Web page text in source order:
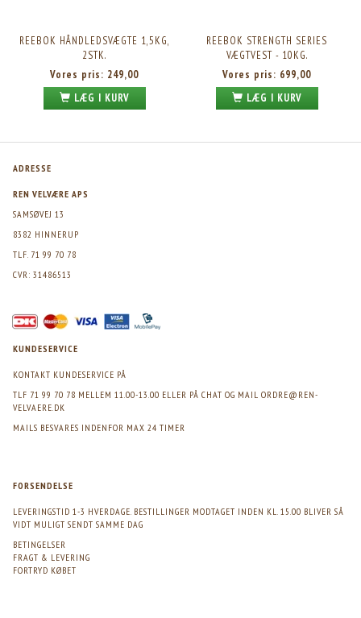
REEBOK HÅNDLEDSVÆGTE 1,5KG,
2STK.
Vores pris: 249,00
LÆG I KURV
REEBOK STRENGTH SERIES
VÆGTVEST - 10KG.
Vores pris: 699,00
LÆG I KURV
ADRESSE
REN VELVÆRE APS
SAMSØVEJ 13
8382 HINNERUP
TLF. 71 99 70 78
CVR: 31486513
KUNDESERVICE
KONTAKT KUNDESERVICE PÅ
TLF 71 99 70 78 MELLEM 11.00-13.00 ELLER PÅ CHAT OG MAIL ORDRE@REN-
VELVAERE.DK
MAILS BESVARES INDENFOR MAX 24 TIMER
FORSENDELSE
LEVERINGSTID 1-3 HVERDAGE. BESTILLINGER MODTAGET INDEN KL. 15.00 BLIVER SÅ
VIDT MULIGT SENDT SAMME DAG
BETINGELSER
FRAGT & LEVERING
FORTRYD KØBET